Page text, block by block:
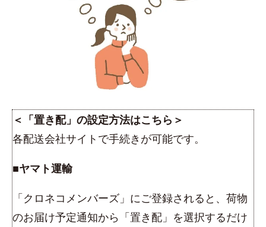
＜「置き配」の設定方法はこちら＞
各配送会社サイトで手続きが可能です。
■ヤマト運輸
「クロネコメンバーズ」にご登録されると、荷物
のお届け予定通知から「置き配」を選択するだけ